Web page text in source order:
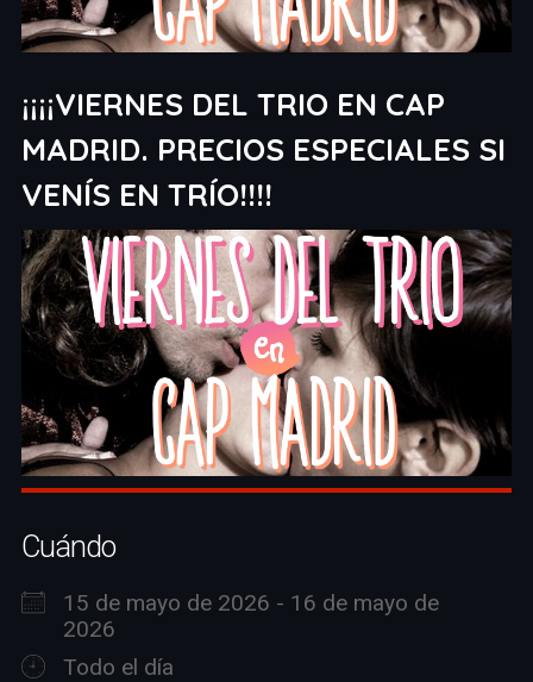
¡¡¡¡VIERNES DEL TRIO EN CAP
MADRID. PRECIOS ESPECIALES SI
VENÍS EN TRÍO!!!!
Cuándo
15 de mayo de 2026 - 16 de mayo de
2026
Todo el día